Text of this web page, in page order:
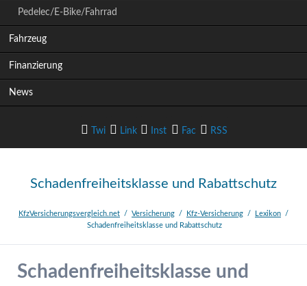
n
e
Pedelec/E-Bike/Fahrrad
Fahrzeug
Finanzierung
News
Twi
tter
Link
edIn
Inst
agram
Fac
ebook
RSS
-Feed
Schadenfreiheitsklasse und Rabattschutz
KfzVersicherungsvergleich.net Versicherung Kfz-Versicherung
Lexikon
Schadenfreiheitsklasse und Rabattschutz
Schadenfreiheitsklasse und